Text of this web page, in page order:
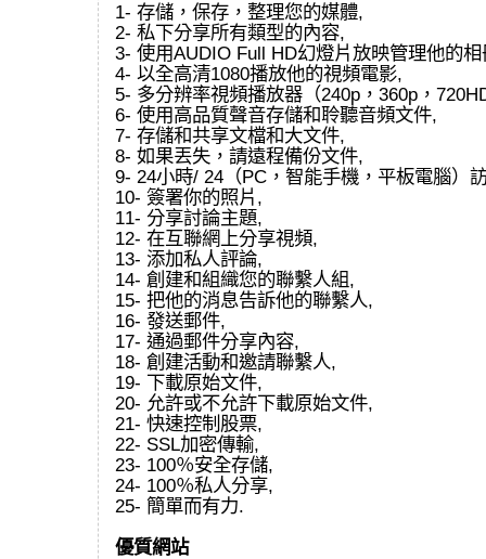
1- 存儲，保存，整理您的媒體,
2- 私下分享所有類型的內容,
3- 使用AUDIO Full HD幻燈片放映管理他的相
4- 以全高清1080播放他的視頻電影,
5- 多分辨率視頻播放器（240p，360p，
6- 使用高品質聲音存儲和聆聽音頻文件,
7- 存儲和共享文檔和大文件,
8- 如果丟失，請遠程備份文件,
9- 24小時/ 24（PC，智能手機，平板電腦）
10- 簽署你的照片,
11- 分享討論主題,
12- 在互聯網上分享視頻,
13- 添加私人評論,
14- 創建和組織您的聯繫人組,
15- 把他的消息告訴他的聯繫人,
16- 發送郵件,
17- 通過郵件分享內容,
18- 創建活動和邀請聯繫人,
19- 下載原始文件,
20- 允許或不允許下載原始文件,
21- 快速控制股票,
22- SSL加密傳輸,
23- 100％安全存儲,
24- 100％私人分享,
25- 簡單而有力.
優質網站